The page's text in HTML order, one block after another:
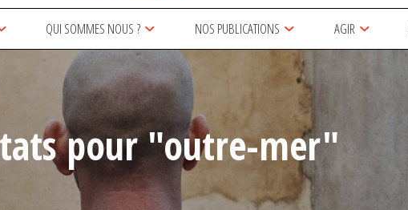
QUI SOMMES NOUS ? NOS PUBLICATIONS AGIR
pour "outre-mer"